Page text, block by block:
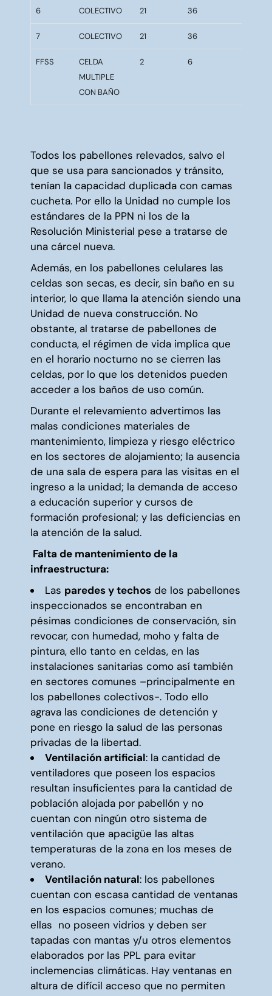
6 COLECTIVO 21 36
7 COLECTIVO 21 36
FFSS
CELDA
MULTIPLE
CON BAÑO
2 6
Todos los pabellones relevados, salvo el
que se usa para sancionados y tránsito,
tenían la capacidad duplicada con camas
cucheta. Por ello la Unidad no cumple los
estándares de la PPN ni los de la
Resolución Ministerial pese a tratarse de
una cárcel nueva.
Además,en los pabellones celulares las
celdas son secas, es decir, sin baño en su
interior, lo que llama la atención siendo una
Unidad de nueva construcción. No
obstante, al tratarse de pabellones de
conducta, el régimen de vida implica que
en el horario nocturno no se cierren las
celdas, por lo que los detenidos pueden
acceder a los baños de uso común.
Durante el relevamiento advertimos las
malas condiciones materiales de
mantenimiento, limpieza y riesgo eléctrico
en los sectores de alojamiento; la ausencia
de una sala de espera para las visitas en el
ingreso a la unidad; la demanda de acceso
a educación superior y cursos de
formación profesional; y las deficiencias en
la atención de la salud.
Falta de mantenimiento de la
infraestructura:
Las paredes y techos de los pabellones
inspeccionados se encontraban en
pésimas condiciones de conservación, sin
revocar, con humedad, moho y falta de
pintura, ello tanto en celdas, en las
instalaciones sanitarias como así también
en sectores comunes –principalmente en
los pabellones colectivos-. Todo ello
agrava las condiciones de detención y
pone en riesgo la salud de las personas
privadas de la libertad.
Ventilación artificial: la cantidad de
ventiladores que poseen los espacios
resultan insuficientes para la cantidad de
población alojada por pabellón y no
cuentan con ningún otro sistema de
ventilación que apacigüe las altas
temperaturas de la zona en los meses de
verano.
Ventilación natural: los pabellones
cuentan con escasa cantidad de ventanas
en los espacios comunes; muchas de
ellas no poseen vidrios y deben ser
tapadas con mantas y/u otros elementos
elaborados por las PPL para evitar
inclemencias climáticas. Hay ventanas en
altura de difícil acceso que no permiten